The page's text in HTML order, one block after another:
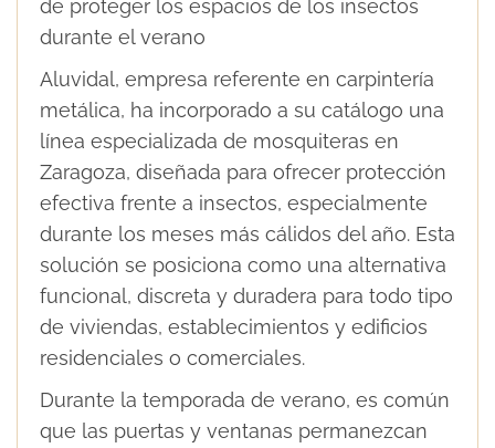
de proteger los espacios de los insectos
durante el verano
Aluvidal, empresa referente en carpintería
metálica, ha incorporado a su catálogo una
línea especializada de mosquiteras en
Zaragoza, diseñada para ofrecer protección
efectiva frente a insectos, especialmente
durante los meses más cálidos del año. Esta
solución se posiciona como una alternativa
funcional, discreta y duradera para todo tipo
de viviendas, establecimientos y edificios
residenciales o comerciales.
Durante la temporada de verano, es común
que las puertas y ventanas permanezcan